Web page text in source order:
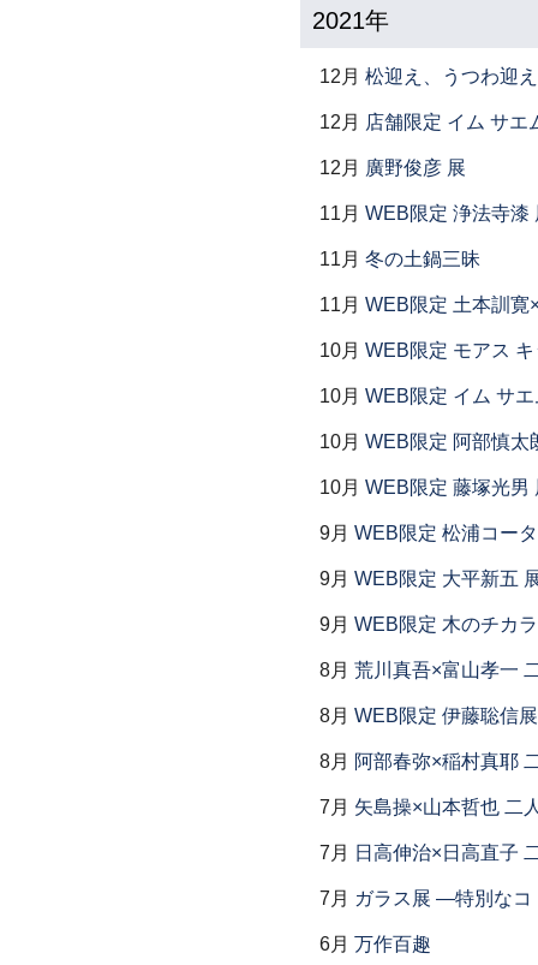
2021年
12月 松迎え、うつわ迎
12月 店舗限定 イム サ
12月 廣野俊彦 展
11月 WEB限定 浄法寺漆
11月 冬の土鍋三昧
11月 WEB限定 土本訓寛
10月 WEB限定 モアス
10月 WEB限定 イム サ
10月 WEB限定 阿部慎太
10月 WEB限定 藤塚光男
9月 WEB限定 松浦コー
9月 WEB限定 大平新五
9月 WEB限定 木のチカ
8月 荒川真吾×富山孝一
8月 WEB限定 伊藤聡信展
8月 阿部春弥×稲村真耶
7月 矢島操×山本哲也 二
7月 日高伸治×日高直子
7月 ガラス展 ―特別な
6月 万作百趣